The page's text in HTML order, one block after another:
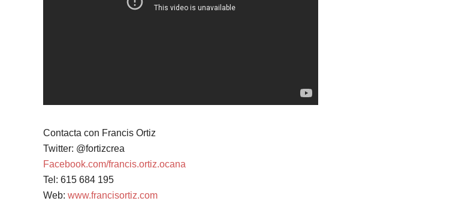
Contacta con Francis Ortiz
Twitter: @fortizcrea
Facebook.com/francis.ortiz.ocana
Tel: 615 684 195
Web: www.francisortiz.com